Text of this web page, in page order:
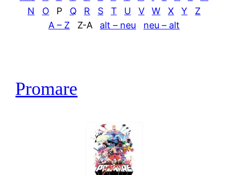
N
O P Q R S T U V W X Y
Z
A – Z
Z-A alt – neu neu – alt
Promare